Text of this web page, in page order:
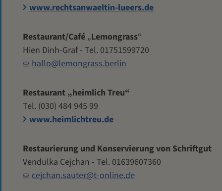
www.rechtsanwaeltin-lueers.de
Restaurant/Café „Lemongrass“
Hien Dinh-Graf - Tel. 01751599720
hallo@lemongrass.berlin
Restaurant „heimlich Treu“
Tel. (030) 484 945 99
www.heimlichtreu.de
Restaurierung und Konservierung von Schriftgut
Vendulka Cejchan - Tel. 01639607360
cejchan.sauter@t-online.de